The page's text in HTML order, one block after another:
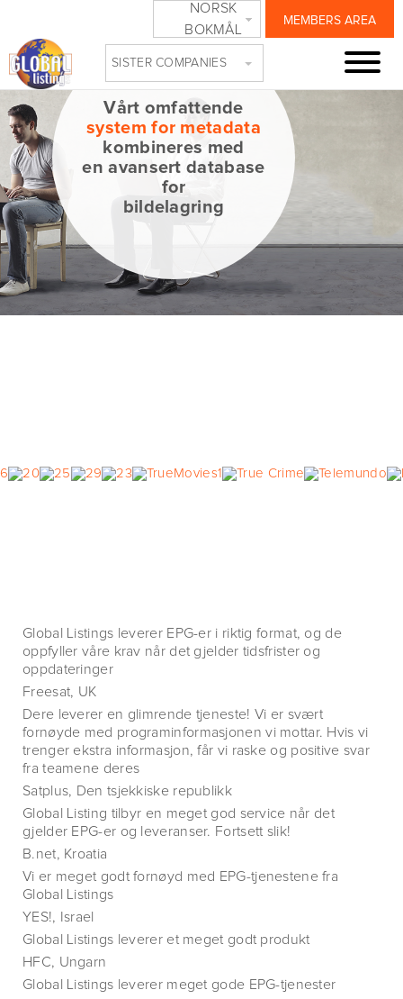
MEMBERS AREA
NORSK
BOKMÅL
SISTER COMPANIES
Vårt omfattende
system for metadata
kombineres med
en avansert database
for
bildelagring
Global Listings leverer EPG-er i riktig format, og de
oppfyller våre krav når det gjelder tidsfrister og
oppdateringer
Freesat, UK
Dere leverer en glimrende tjeneste! Vi er svært
fornøyde med programinformasjonen vi mottar. Hvis vi
trenger ekstra informasjon, får vi raske og positive svar
fra teamene deres
Satplus, Den tsjekkiske republikk
Global Listing tilbyr en meget god service når det
gjelder EPG-er og leveranser. Fortsett slik!
B.net, Kroatia
Vi er meget godt fornøyd med EPG-tjenestene fra
Global Listings
YES!, Israel
Global Listings leverer et meget godt produkt
HFC, Ungarn
Global Listings leverer meget gode EPG-tjenester